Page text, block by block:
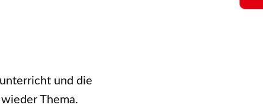
und die
Thema.